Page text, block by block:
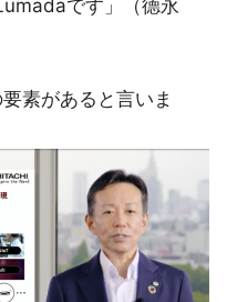
です」（德永
素があると言いま